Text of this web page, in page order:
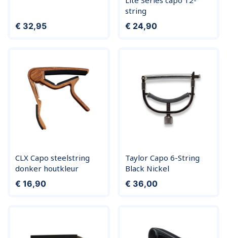
Prijs
€ 32,95
string
Prijs
€ 24,90
CLX Capo steelstring
donker houtkleur
Prijs
€ 16,90
Taylor Capo 6-String
Black Nickel
Prijs
€ 36,00